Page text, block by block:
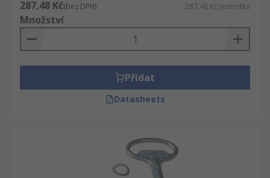
287,48 Kč(bez DPH) 287,48 Kč/jednotka
Množství
Přidat
Datasheets